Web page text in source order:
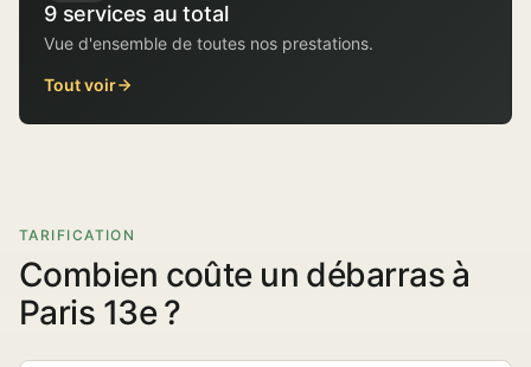
9 services au total
Vue d'ensemble de toutes nos prestations.
Tout voir
TARIFICATION
Combien coûte un débarras à
Paris 13e ?